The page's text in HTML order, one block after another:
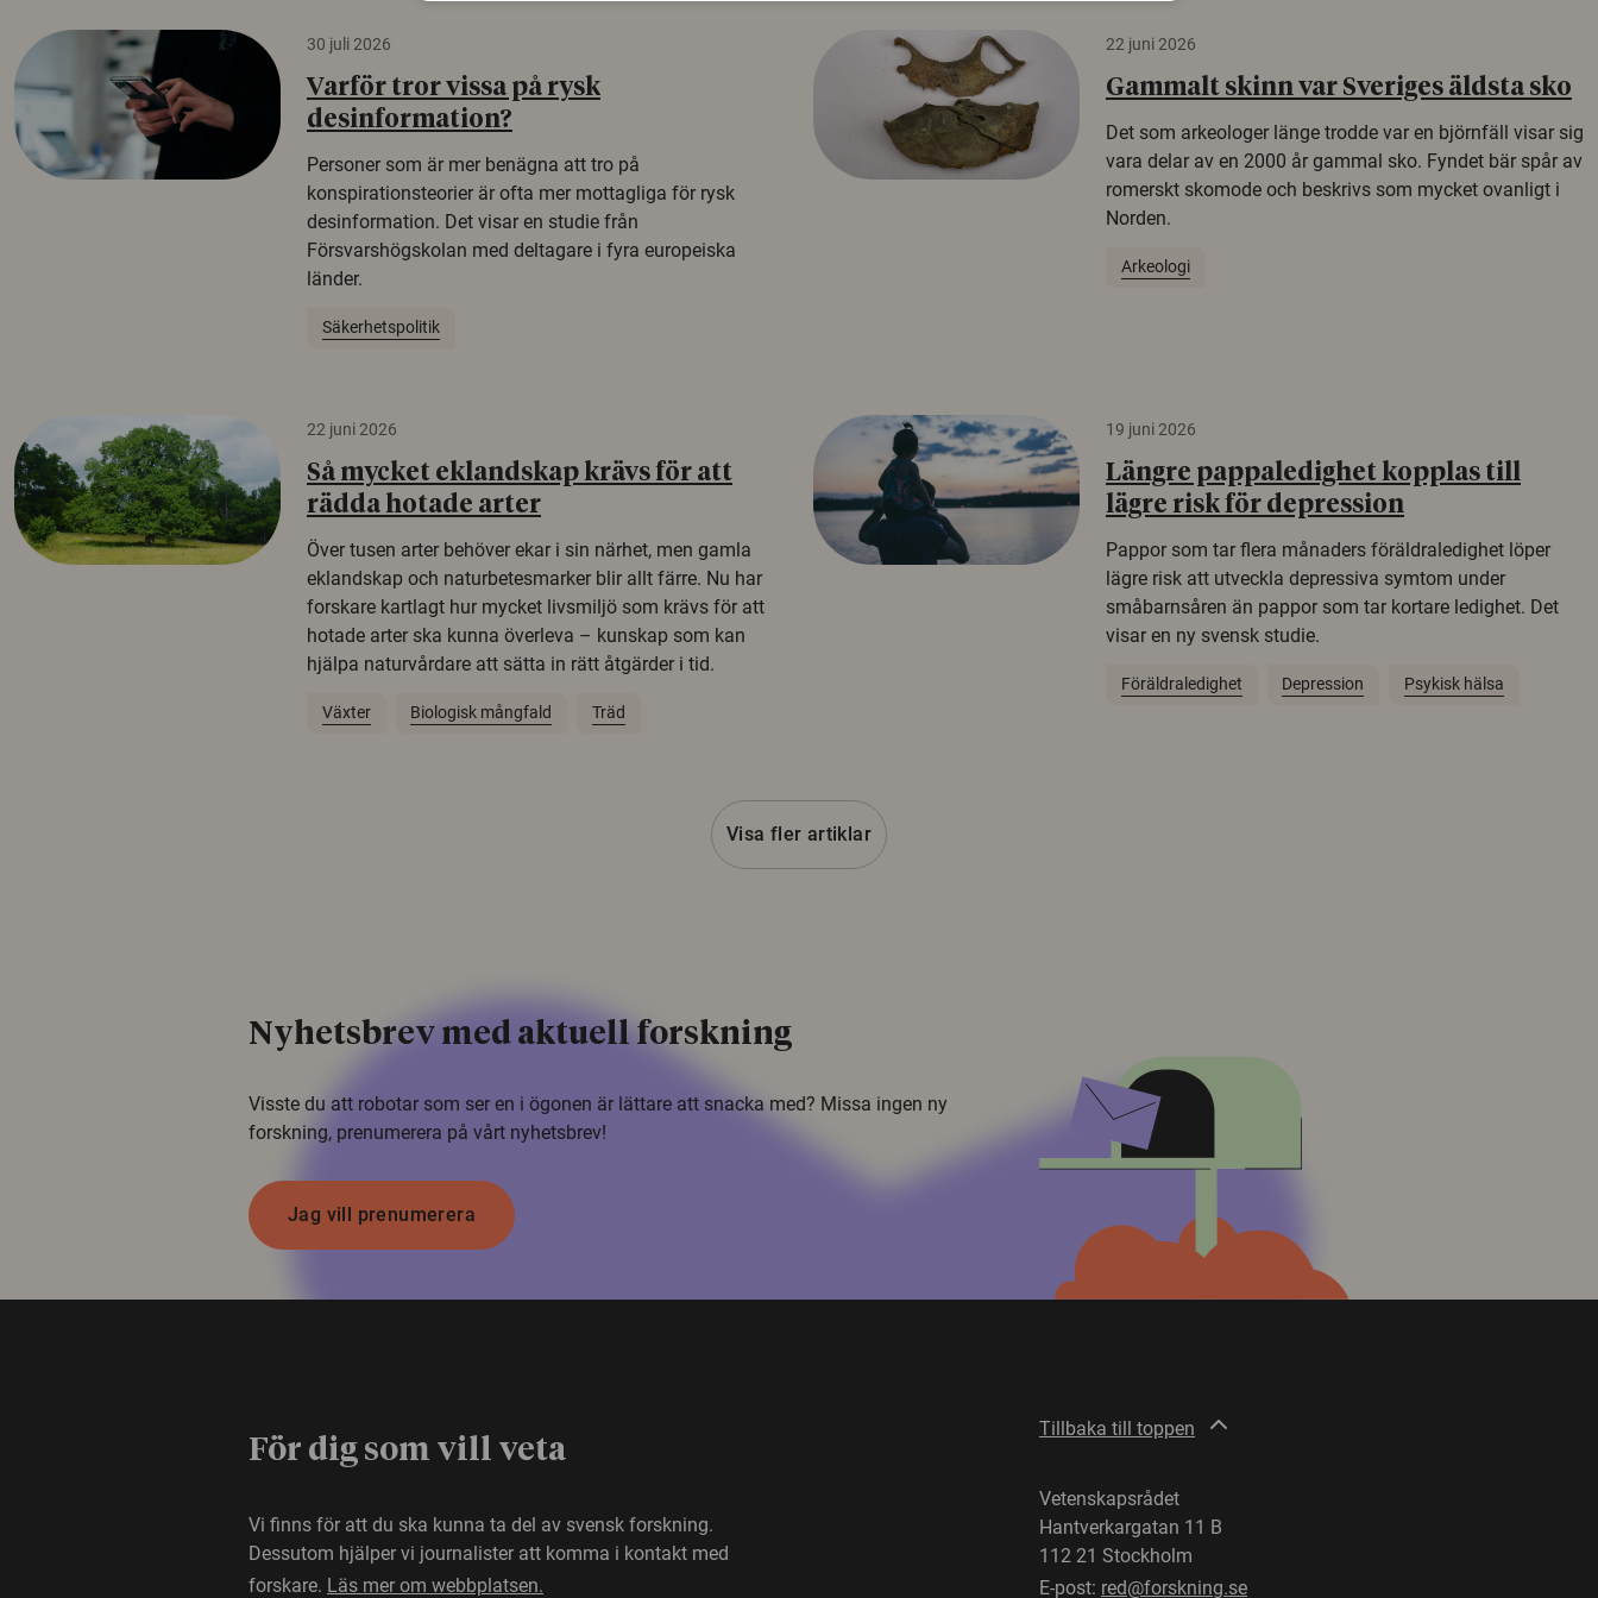
30 juli 2026
Varför tror vissa på rysk
desinformation?
Personer som är mer benägna att tro på
konspirationsteorier är ofta mer mottagliga för rysk
desinformation. Det visar en studie från
Försvarshögskolan med deltagare i fyra europeiska
länder.
Säkerhetspolitik
22 juni 2026
Gammalt skinn var Sveriges äldsta sko
Det som arkeologer länge trodde var en björnfäll visar sig
vara delar av en 2000 år gammal sko. Fyndet bär spår av
romerskt skomode och beskrivs som mycket ovanligt i
Norden.
Arkeologi
22 juni 2026
Så mycket eklandskap krävs för att
rädda hotade arter
Över tusen arter behöver ekar i sin närhet, men gamla
eklandskap och naturbetesmarker blir allt färre. Nu har
forskare kartlagt hur mycket livsmiljö som krävs för att
hotade arter ska kunna överleva – kunskap som kan
hjälpa naturvårdare att sätta in rätt åtgärder i tid.
Växter Biologisk mångfald Träd
19 juni 2026
Längre pappaledighet kopplas till
lägre risk för depression
Pappor som tar flera månaders föräldraledighet löper
lägre risk att utveckla depressiva symtom under
småbarnsåren än pappor som tar kortare ledighet. Det
visar en ny svensk studie.
Föräldraledighet Depression Psykisk hälsa
Visa fler artiklar
Nyhetsbrev med aktuell forskning
Visste du att robotar som ser en i ögonen är lättare att snacka med? Missa ingen ny
forskning, prenumerera på vårt nyhetsbrev!
Jag vill prenumerera
För dig som vill veta
Vi finns för att du ska kunna ta del av svensk forskning.
Dessutom hjälper vi journalister att komma i kontakt med
forskare. Läs mer om webbplatsen.
Tillbaka till toppen
Vetenskapsrådet
Hantverkargatan 11 B
112 21 Stockholm
E-post: red@forskning.se